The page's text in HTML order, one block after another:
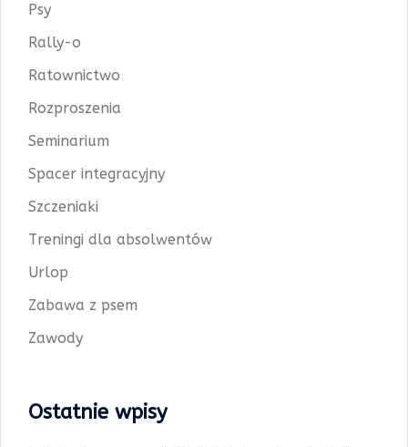
Psy
Rally-o
Ratownictwo
Rozproszenia
Seminarium
Spacer integracyjny
Szczeniaki
Treningi dla absolwentów
Urlop
Zabawa z psem
Zawody
Ostatnie wpisy